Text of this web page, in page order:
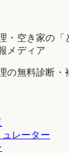
・空き家の「
メディア
の無料診断・
レーター